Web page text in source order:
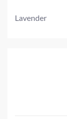
Lavender